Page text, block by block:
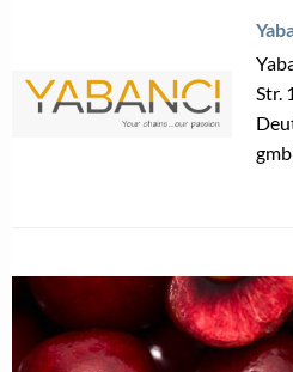
Str.